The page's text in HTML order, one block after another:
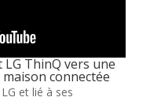
ThinQ vers une
connectée
et lié à ses